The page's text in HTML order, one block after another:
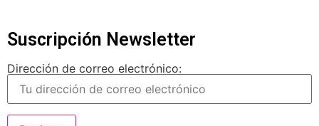
Suscripción Newsletter
Dirección de correo electrónico: